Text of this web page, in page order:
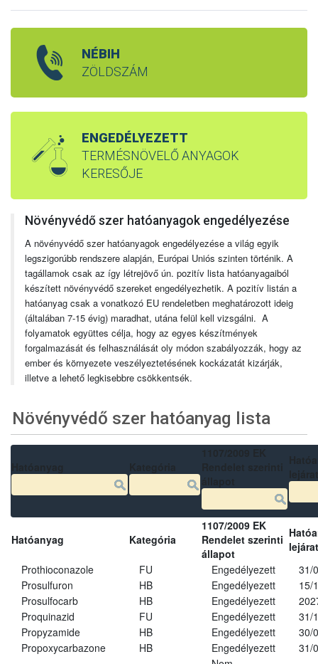
NÉBIH
ZÖLDSZÁM
ENGEDÉLYEZETT
TERMÉSNÖVELŐ ANYAGOK
KERESŐJE
Növényvédő szer hatóanyagok engedélyezése
A növényvédő szer hatóanyagok engedélyezése a világ egyik
legszigorúbb rendszere alapján, Európai Uniós szinten történik. A
tagállamok csak az így létrejövő ún. pozitív lista hatóanyagaiból
készített növényvédő szereket engedélyezhetik. A pozitív listán a
hatóanyag csak a vonatkozó EU rendeletben meghatározott ideig
(általában 7-15 évig) maradhat, utána felül kell vizsgálni. A
folyamatok együttes célja, hogy az egyes készítmények
forgalmazását és felhasználását oly módon szabályozzák, hogy az
ember és környezete veszélyeztetésének kockázatát kizárják,
illetve a lehető legkisebbre csökkentsék.
Növényvédő szer hatóanyag lista
Hatóanyag Kategória
1107/2009 EK
Rendelet szerinti
állapot
Prothioconazole
FU Engedélyezett
31/
Prosulfuron
HB Engedélyezett
15/
Prosulfocarb
HB Engedélyezett
Proquinazid
FU Engedélyezett
31/
Propyzamide
HB Engedélyezett
30/
Propoxycarbazone
HB Engedélyezett
31/